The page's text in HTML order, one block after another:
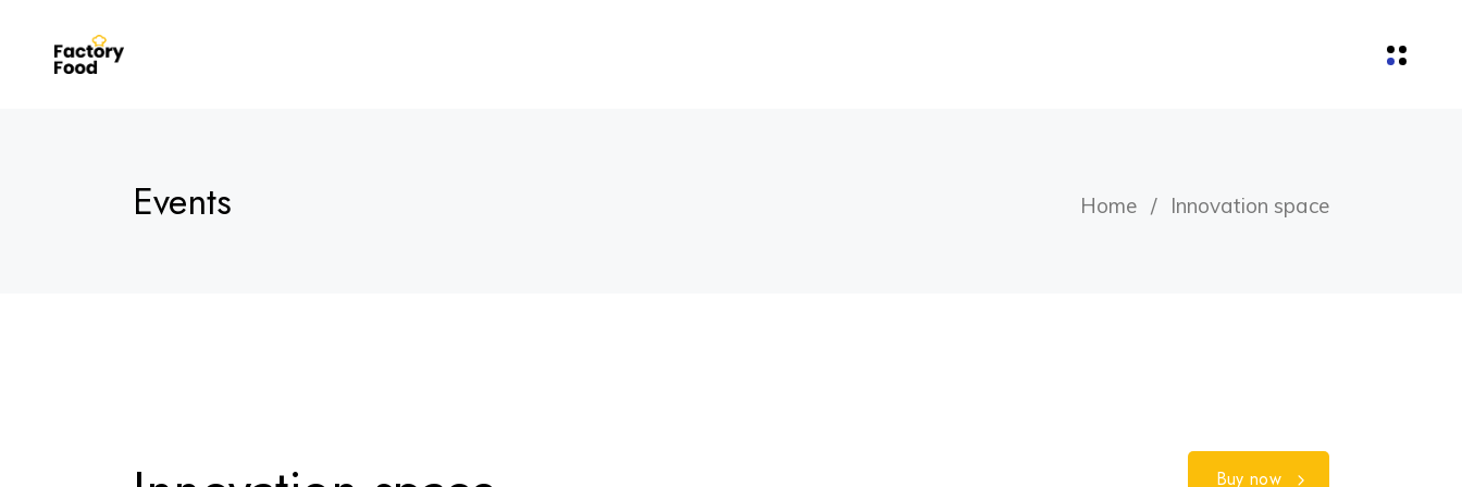
Events Home Innovation space
Buy now